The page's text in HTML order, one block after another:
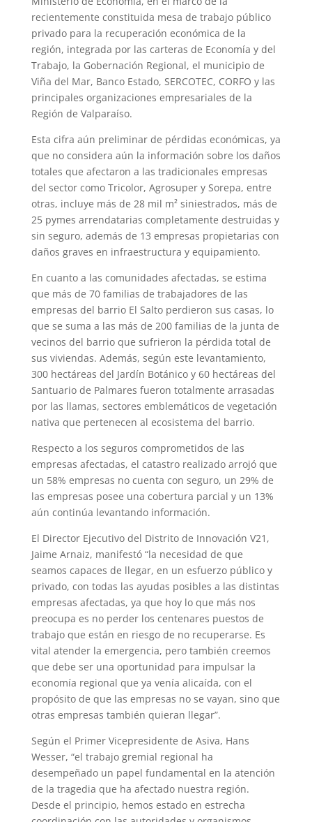
recientemente constituida mesa de trabajo público
privado para la recuperación económica de la
región, integrada por las carteras de Economía y del
Trabajo, la Gobernación Regional, el municipio de
Viña del Mar, Banco Estado, SERCOTEC, CORFO y las
principales organizaciones empresariales de la
Región de Valparaíso.
Esta cifra aún preliminar de pérdidas económicas, ya
que no considera aún la información sobre los daños
totales que afectaron a las tradicionales empresas
del sector como Tricolor, Agrosuper y Sorepa, entre
otras, incluye más de 28 mil m² siniestrados, más de
25 pymes arrendatarias completamente destruidas y
sin seguro, además de 13 empresas propietarias con
daños graves en infraestructura y equipamiento.
En cuanto a las comunidades afectadas, se estima
que más de 70 familias de trabajadores de las
empresas del barrio El Salto perdieron sus casas, lo
que se suma a las más de 200 familias de la junta de
vecinos del barrio que sufrieron la pérdida total de
sus viviendas. Además, según este levantamiento,
300 hectáreas del Jardín Botánico y 60 hectáreas del
Santuario de Palmares fueron totalmente arrasadas
por las llamas, sectores emblemáticos de vegetación
nativa que pertenecen al ecosistema del barrio.
Respecto a los seguros comprometidos de las
empresas afectadas, el catastro realizado arrojó que
un 58% empresas no cuenta con seguro, un 29% de
las empresas posee una cobertura parcial y un 13%
aún continúa levantando información.
El Director Ejecutivo del Distrito de Innovación V21,
Jaime Arnaiz, manifestó “la necesidad de que
seamos capaces de llegar, en un esfuerzo público y
privado, con todas las ayudas posibles a las distintas
empresas afectadas, ya que hoy lo que más nos
preocupa es no perder los centenares puestos de
trabajo que están en riesgo de no recuperarse. Es
vital atender la emergencia, pero también creemos
que debe ser una oportunidad para impulsar la
economía regional que ya venía alicaída, con el
propósito de que las empresas no se vayan, sino que
otras empresas también quieran llegar”.
Según el Primer Vicepresidente de Asiva, Hans
Wesser, “el trabajo gremial regional ha
desempeñado un papel fundamental en la atención
de la tragedia que ha afectado nuestra región.
Desde el principio, hemos estado en estrecha